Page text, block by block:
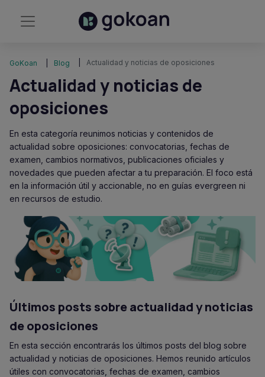
GoKoan Blog Actualidad y noticias de oposiciones
Actualidad y noticias de
oposiciones
En esta categoría reunimos noticias y contenidos de
actualidad sobre oposiciones: convocatorias, fechas de
examen, cambios normativos, publicaciones oficiales y
novedades que pueden afectar a tu preparación. El foco está
en la información útil y accionable, no en guías evergreen ni
en recursos de estudio.
Últimos posts sobre actualidad y noticias
de oposiciones
En esta sección encontrarás los últimos posts del blog sobre
actualidad y noticias de oposiciones. Hemos reunido artículos
útiles con convocatorias, fechas de examen, cambios